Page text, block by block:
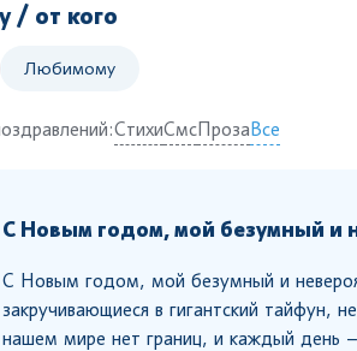
/ от кого
Любимому
СтихиСмсПрозаВсе
С Новым годом, мой безумный и
С Новым годом, мой безумный и
закручивающиеся в гигантский тайфун,
нашем мире нет границ, и каждый день –